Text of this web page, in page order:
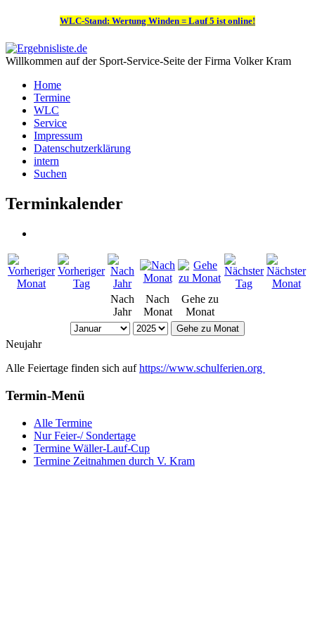
WLC-Stand: Wertung Winden = Lauf 5 ist online!
Willkommen auf der Sport-Service-Seite der Firma Volker Kram
Home
Termine
WLC
Service
Impressum
Datenschutzerklärung
intern
Suchen
Terminkalender
Nach
Jahr
Nach
Monat
Gehe zu
Monat
Gehe zu Monat
Neujahr
Alle Feiertage finden sich aufhttps://www.schulferien.org
Termin-Menü
Alle Termine
Nur Feier-/ Sondertage
Termine Wäller-Lauf-Cup
Termine Zeitnahmen durch V. Kram